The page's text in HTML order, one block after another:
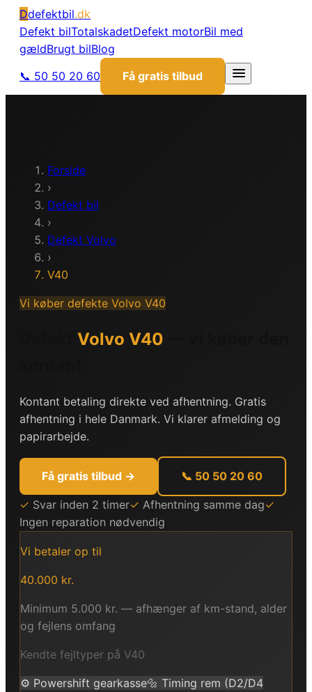
Ddefektbil.dk
Defekt bilTotalskadetDefekt motorBil med
gældBrugt bilBlog
📞 50 50 20 60
Få gratis tilbud
Forside
›
Defekt bil
›
Defekt Volvo
›
V40
Vi køber defekte Volvo V40
Volvo V40
Kontant betaling direkte ved afhentning. Gratis
afhentning i hele Danmark. Vi klarer afmelding og
papirarbejde.
Få gratis tilbud → 📞 50 50 20 60
✓ Svar inden 2 timer✓ Afhentning samme dag✓
Ingen reparation nødvendig
Vi betaler op til
40.000 kr.
Minimum 5.000 kr. — afhænger af km-stand, alder
og fejlens omfang
Kendte fejltyper på V40
⚙️ Powershift gearkasse🔩 Timing rem (D2/D4